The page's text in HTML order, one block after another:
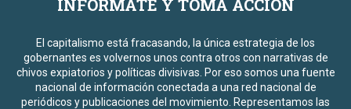
INFÓRMATE Y TOMA ACCIÓN
El capitalismo está fracasando, la única estrategia de los
gobernantes es volvernos unos contra otros con narrativas de
chivos expiatorios y políticas divisivas. Por eso somos una fuente
nacional de información conectada a una red nacional de
periódicos y publicaciones del movimiento. Representamos las